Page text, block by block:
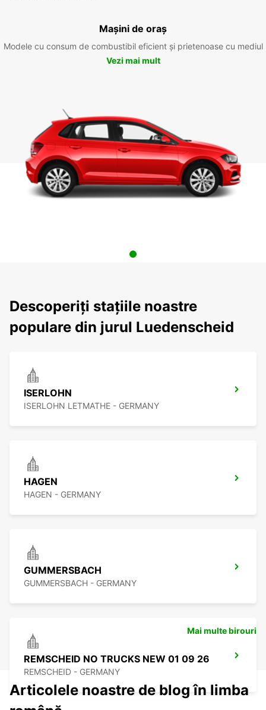
Mașini de oraș
Modele cu consum de combustibil eficient și prietenoase cu mediul
Vezi mai mult
Descoperiți stațiile noastre
populare din jurul Luedenscheid
ISERLOHN
ISERLOHN LETMATHE - GERMANY
HAGEN
HAGEN - GERMANY
GUMMERSBACH
GUMMERSBACH - GERMANY
REMSCHEID NO TRUCKS NEW 01 09 26
REMSCHEID - GERMANY
Mai multe birouri
Articolele noastre de blog în limba